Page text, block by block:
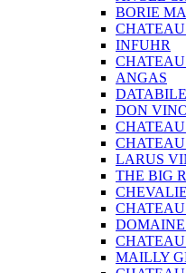
BORIE
INFUHR
ANGAS
DATABILE
DON
LARUS
THE BIG
MAILLY